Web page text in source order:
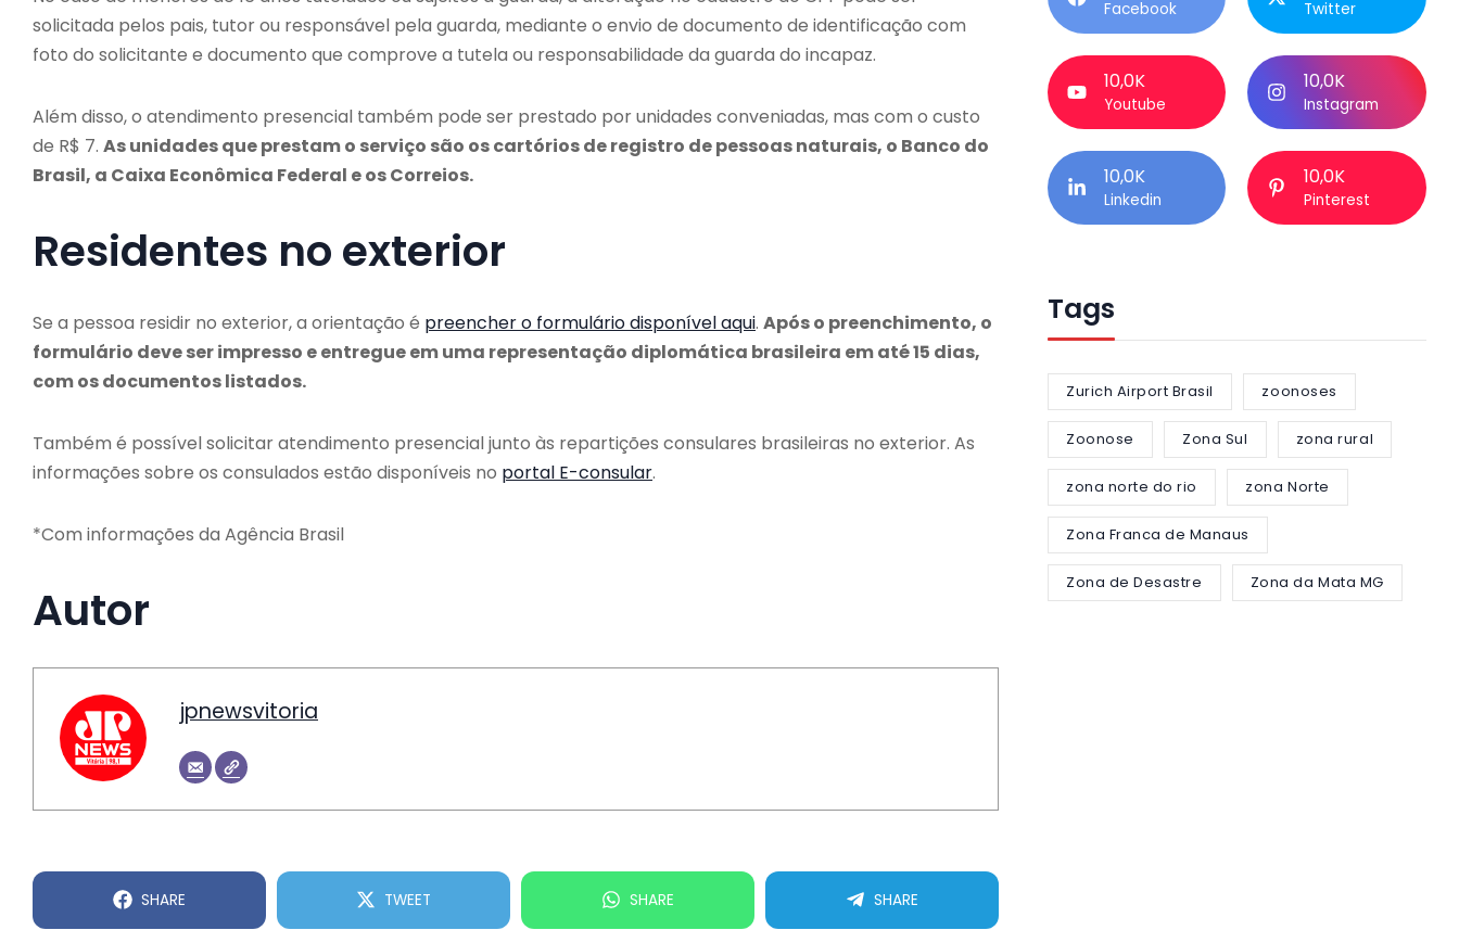
solicitada pelos pais, tutor ou responsável pela guarda, mediante o envio de documento de identificação com
foto do solicitante e documento que comprove a tutela ou responsabilidade da guarda do incapaz.
Além disso, o atendimento presencial também pode ser prestado por unidades conveniadas, mas com o custo
de R$ 7. As unidades que prestam o serviço são os cartórios de registro de pessoas naturais, o Banco do
Brasil, a Caixa Econômica Federal e os Correios.
Residentes no exterior
Se a pessoa residir no exterior, a orientação é preencher o formulário disponível aqui. Após o preenchimento, o
formulário deve ser impresso e entregue em uma representação diplomática brasileira em até 15 dias,
com os documentos listados.
Também é possível solicitar atendimento presencial junto às repartições consulares brasileiras no exterior. As
informações sobre os consulados estão disponíveis no portal E-consular.
*Com informações da Agência Brasil
Autor
jpnewsvitoria
SHARE TWEET SHARE SHARE
Facebook Twitter
10,0K
Youtube
10,0K
Instagram
10,0K
Linkedin
10,0K
Pinterest
Tags
Zurich Airport Brasil zoonoses
Zoonose Zona Sul zona rural
zona norte do rio zona Norte
Zona Franca de Manaus
Zona de Desastre Zona da Mata MG